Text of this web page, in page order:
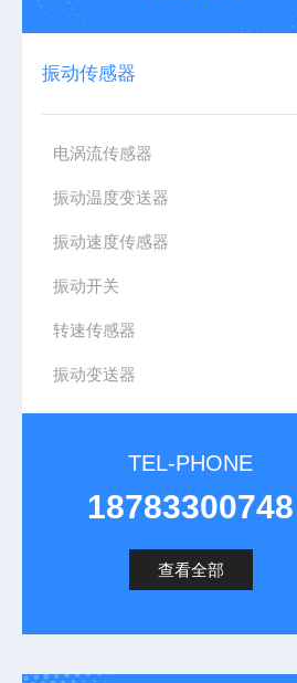
振动传感器
电涡流传感器
振动温度变送器
振动速度传感器
振动开关
转速传感器
振动变送器
TEL-PHONE
18783300748
查看全部